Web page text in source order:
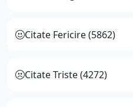
Citate Fericire (5862)
Citate Triste (4272)